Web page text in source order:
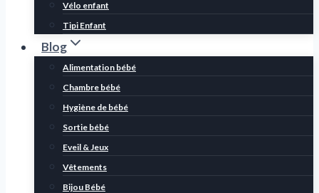
Vélo enfant
Tipi Enfant
Blog
Alimentation bébé
Chambre bébé
Hygiène de bébé
Sortie bébé
Eveil & Jeux
Vêtements
Bijou Bébé